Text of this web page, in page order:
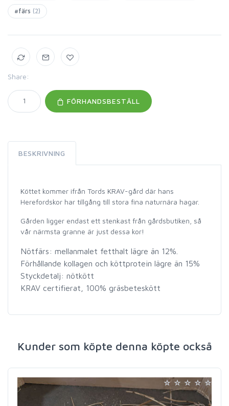
#färs (2)
Share:
FÖRHANDSBESTÄLL
BESKRIVNING
Köttet kommer ifrån Tords KRAV-gård där hans
Herefordskor har tillgång till stora fina naturnära hagar.
Gården ligger endast ett stenkast från gårdsbutiken, så
vår närmsta granne är just dessa kor!
Nötfärs: mellanmalet fetthalt lägre än 12%.
Förhållande kollagen och köttprotein lägre än 15%
Styckdetalj: nötkött
KRAV certifierat, 100% gräsbeteskött
Kunder som köpte denna köpte också